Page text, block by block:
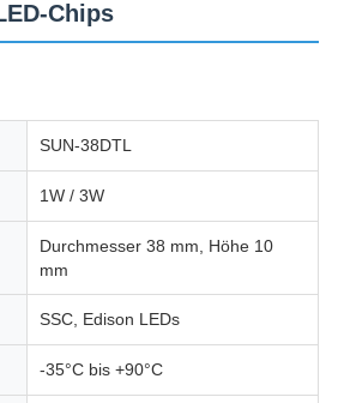
Chips
SUN-38DTL
1W / 3W
Durchmesser 38 mm, Höhe 10
mm
SSC, Edison LEDs
-35°C bis +90°C